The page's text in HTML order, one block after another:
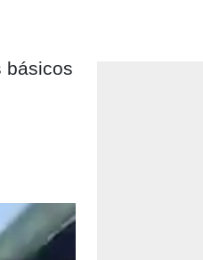
básicos